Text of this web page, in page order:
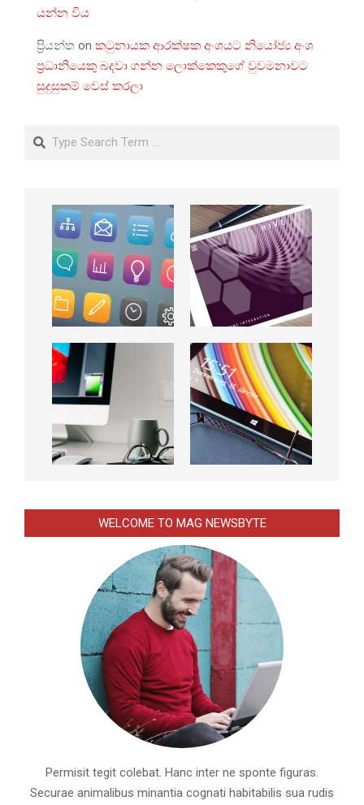
යන්න විය
ප්‍රියන්ත on කටුනායක ආරක්ෂක අංශයට නියෝජ්‍ය අංශ
ප්‍රධානියෙකු බදවා ගන්න ලොක්කෙකුගේ වුවමනාවට
සුදුසුකම් වෙස් කරලා
Search
WELCOME TO MAG NEWSBYTE
Permisit tegit colebat. Hanc inter ne sponte figuras.
Securae animalibus minantia cognati habitabilis sua rudis